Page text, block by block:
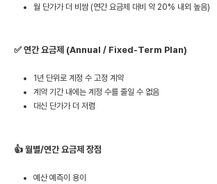
월 단가가 더 비쌈 (연간 요금제 대비 약 20% 내외 높음)
✅ 연간 요금제 (Annual / Fixed-Term Plan)
1년 단위로 계정 수 고정 계약
계약 기간 내에는 계정 수를 줄일 수 없음
대신 단가가 더 저렴
👍 월별/연간 요금제 장점
예산 예측이 용이